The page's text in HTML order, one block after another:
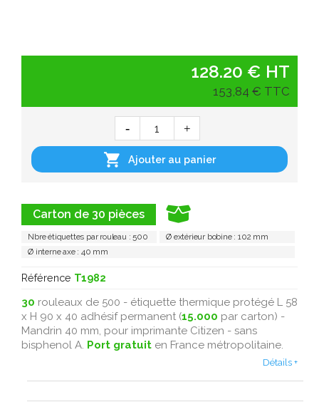
Carton de 30 pièces
Nbre étiquettes par rouleau : 500
Ø extérieur bobine : 102 mm
Ø interne axe : 40 mm
Référence T1982
30 rouleaux de 500 - étiquette thermique protégé L 58
x H 90 x 40 adhésif permanent (15.000 par carton) -
Mandrin 40 mm, pour imprimante Citizen - sans
bisphenol A . Port gratuit en France métropolitaine .
Détails +
128.20 € HT
153,84 € TTC
 Ajouter au panier